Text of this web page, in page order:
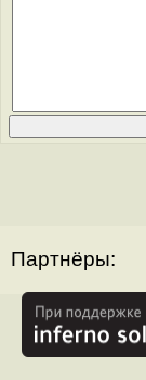
Партнёры: